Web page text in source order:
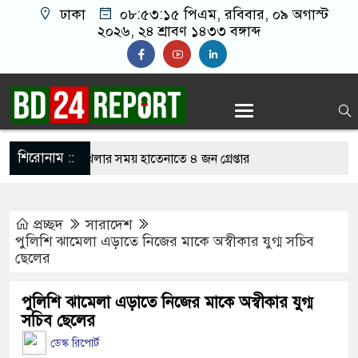
ঢাকা ০৮:৫৩:১৬ পিএম, রবিবার, ০৯ অগাস্ট
২০২৬, ২৪ শ্রাবণ ১৪৩৩ বঙ্গাব্দ
শিরোনাম ::
জুয়া খেলার সময় হাতেনাতে ৪ জন গ্রেপ্তার
অসহায় মায়ের মাথার চুল বিক্রি
অমায়িক ব্যবহার পান, জানালেন নারী
প্রচ্ছদ
সারাদেশ
পুলিশি ঝামেলা এড়াতে নিজের মাকে অস্বীকার যুগ্ম সচিব
ছেলের
পুলিশি ঝামেলা এড়াতে নিজের মাকে অস্বীকার যুগ্ম
সচিব ছেলের
ডেস্ক রিপোর্ট